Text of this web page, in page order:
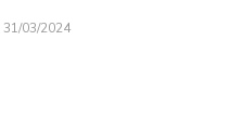
31/03/2024